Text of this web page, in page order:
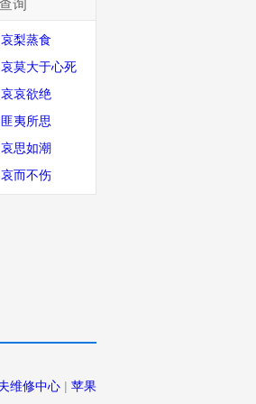
询
哀梨蒸食
哀莫大于心死
哀哀欲绝
匪夷所思
哀思如潮
哀而不伤
维修中心 | 苹果